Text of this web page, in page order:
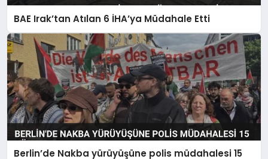
BAE Irak’tan Atılan 6 İHA’ya Müdahale Etti
Berlin’de Nakba yürüyüşüne polis müdahalesi 15